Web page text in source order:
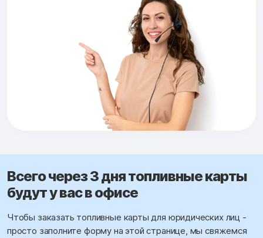
Всего через 3 дня топливные карты
будут у вас в офисе
Чтобы заказать топливные карты для юридических лиц -
просто заполните форму на этой странице, мы свяжемся